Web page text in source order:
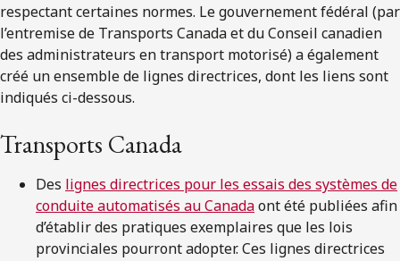
respectant certaines normes. Le gouvernement fédéral (par
l’entremise de Transports Canada et du Conseil canadien
des administrateurs en transport motorisé) a également
créé un ensemble de lignes directrices, dont les liens sont
indiqués ci-dessous.
Transports Canada
Des lignes directrices pour les essais des systèmes de
conduite automatisés au Canadaont été publiées afin
d’établir des pratiques exemplaires que les lois
provinciales pourront adopter. Ces lignes directrices